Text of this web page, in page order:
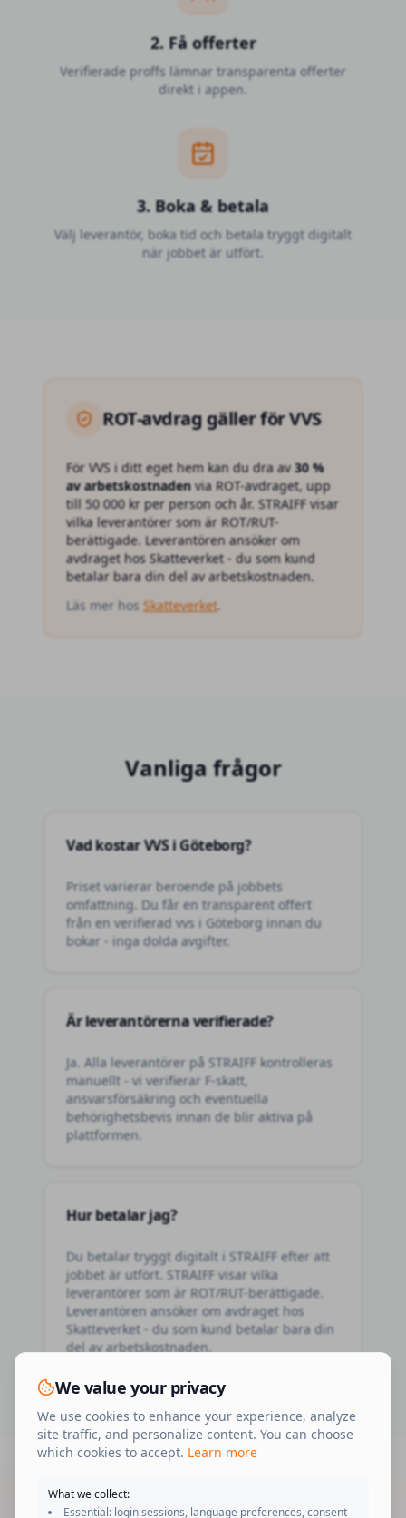
2. Få offerter
Verifierade proffs lämnar transparenta offerter
direkt i appen.
3. Boka & betala
Välj leverantör, boka tid och betala tryggt digitalt
när jobbet är utfört.
ROT-avdrag gäller förVVS
FörVVS i ditt eget hem kan du dra av30 %
av arbetskostnadenvia ROT-avdraget, upp
till 50 000 kr per person och år. STRAIFF visar
vilka leverantörer som är ROT/RUT-
berättigade. Leverantören ansöker om
avdraget hos Skatteverket - du som kund
betalar bara din del av arbetskostnaden.
Läs mer hos Skatteverket.
Vanliga frågor
Vad kostar VVS i Göteborg?
Priset varierar beroende på jobbets
omfattning. Du får en transparent offert
från en verifierad vvs i Göteborg innan du
bokar - inga dolda avgifter.
Är leverantörerna verifierade?
Ja. Alla leverantörer på STRAIFF kontrolleras
manuellt - vi verifierar F-skatt,
ansvarsförsäkring och eventuella
behörighetsbevis innan de blir aktiva på
plattformen.
Hur betalar jag?
Du betalar tryggt digitalt i STRAIFF efter att
jobbet är utfört. STRAIFF visar vilka
leverantörer som är ROT/RUT-berättigade.
Leverantören ansöker om avdraget hos
Skatteverket - du som kund betalar bara din
del av arbetskostnaden.
Redo att bokaVVSi
We value your privacy
We use cookies to enhance your experience, analyze
site traffic, and personalize content. You can choose
which cookies to accept. Learn more
What we collect:
Essential: login sessions, language preferences, consent